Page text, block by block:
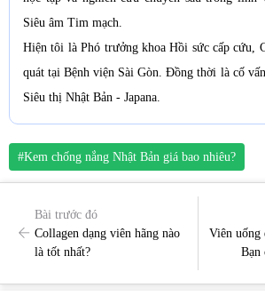
Siêu âm Tim mạch.
Hiện tôi là Phó trưởng khoa Hồi sức cấp cứu,
quát tại Bệnh viện Sài Gòn. Đồng thời là cố
Siêu thị Nhật Bản - Japana.
#Kem chống nắng Nhật Bản giá bao nhiêu?
Bài trước đó
Collagen dạng viên hãng nào
là tốt nhất?
Viên uống
Bạn